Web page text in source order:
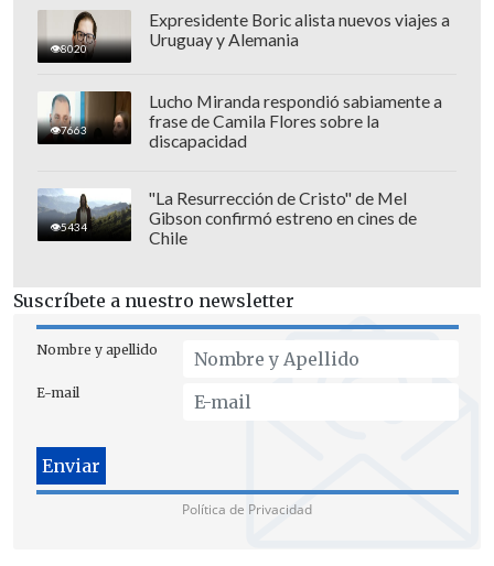
Acreditada, quienes votarán de manera
presencial el día 25 de febrero, un día
mientras queel proceso de
reforestación se llevará a cabo una vez
8020
Expresidente Boric alista nuevos viajes a
Uruguay y Alemania
7663
Lucho Miranda respondió sabiamente a
frase de Camila Flores sobre la
discapacidad
5434
"La Resurrección de Cristo" de Mel
Gibson confirmó estreno en cines de
Chile
Suscríbete a nuestro newsletter
Nombre y apellido
E-mail
Política de Privacidad